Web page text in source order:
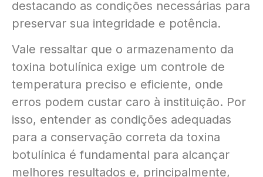
destacando as condições necessárias para
preservar sua integridade e potência.
Vale ressaltar que o armazenamento da
toxina botulínica exige um controle de
temperatura preciso e eficiente, onde
erros podem custar caro à instituição. Por
isso, entender as condições adequadas
para a conservação correta da toxina
botulínica é fundamental para alcançar
melhores resultados e, principalmente,